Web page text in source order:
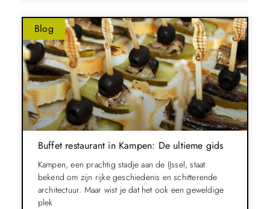
Blog
Buffet restaurant in Kampen: De ultieme gids
Kampen, een prachtig stadje aan de IJssel, staat
bekend om zijn rijke geschiedenis en schitterende
architectuur. Maar wist je dat het ook een geweldige
plek